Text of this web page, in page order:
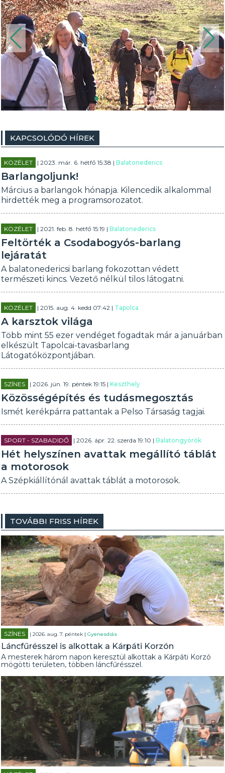
KAPCSOLÓDÓ HÍREK
KÖZÉLET | 2023. már. 6. hétfő 15:38 |Balatonederics
Barlangoljunk!
Március a barlangok hónapja. Kilencedik alkalommal
hirdették meg a programsorozatot.
KÖZÉLET | 2021. feb. 8. hétfő 15:19 |Balatonederics
Feltörték a Csodabogyós-barlang
lejáratát
A balatonedericsi barlang fokozottan védett
természeti kincs. Vezető nélkül tilos látogatni.
KÖZÉLET | 2015. aug. 4. kedd 07:42 | Tapolca
A karsztok világa
Több mint 55 ezer vendéget fogadtak már a januárban
elkészült Tapolcai-tavasbarlang
Látogatóközpontjában.
SZÍNES | 2026. jún. 19. péntek 19:15 |Keszthely
Közösségépítés és tudásmegosztás
Ismét kerékpárra pattantak a Pelso Társaság tagjai.
SPORT - SZABADIDŐ | 2026. ápr. 22. szerda 19:10 |Balatongyörök
Hét helyszínen avattak megállító táblát
a motorosok
A Szépkiállítónál avattak táblát a motorosok.
TOVÁBBI FRISS HÍREK
SZÍNES | 2026. aug. 7. péntek |Gyenesdiás
Láncfűrésszel is alkottak a Kárpáti Korzón
A mesterek három napon keresztül alkottak a Kárpáti Korzó
mögötti területen, többen láncfűrésszel.